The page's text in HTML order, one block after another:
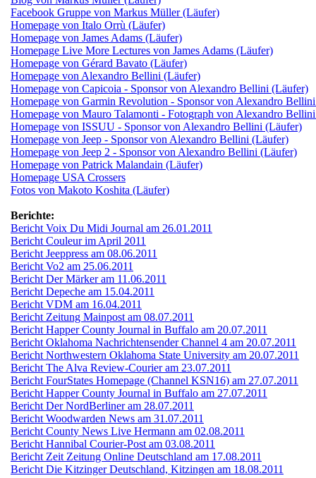
Facebook Gruppe von Markus Müller (Läufer)
Homepage von Italo Orrù (Läufer)
Homepage von James Adams (Läufer)
Homepage Live More Lectures von James Adams (Läufer)
Homepage von Gérard Bavato (Läufer)
Homepage von Alexandro Bellini (Läufer)
Homepage von Capicoia - Sponsor von Alexandro Bellini (Läufer)
Homepage von Garmin Revolution - Sponsor von Alexandro
Homepage von Mauro Talamonti - Fotograph von Alexandro
Homepage von ISSUU - Sponsor von Alexandro Bellini (Läufer)
Homepage von Jeep - Sponsor von Alexandro Bellini (Läufer)
Homepage von Jeep 2 - Sponsor von Alexandro Bellini (Läufer)
Homepage von Patrick Malandain (Läufer)
Homepage USA Crossers
Fotos von Makoto Koshita (Läufer)
Berichte:
Bericht Voix Du Midi Journal am 26.01.2011
Bericht Couleur im April 2011
Bericht Jeeppress am 08.06.2011
Bericht Vo2 am 25.06.2011
Bericht Der Märker am 11.06.2011
Bericht Depeche am 15.04.2011
Bericht VDM am 16.04.2011
Bericht Zeitung Mainpost am 08.07.2011
Bericht Happer County Journal in Buffalo am 20.07.2011
Bericht Oklahoma Nachrichtensender Channel 4 am 20.07.2011
Bericht Northwestern Oklahoma State University am 20.07.2011
Bericht The Alva Review-Courier am 23.07.2011
Bericht FourStates Homepage (Channel KSN16) am 27.07.2011
Bericht Happer County Journal in Buffalo am 27.07.2011
Bericht Der NordBerliner am 28.07.2011
Bericht Woodwarden News am 31.07.2011
Bericht County News Live Hermann am 02.08.2011
Bericht Hannibal Courier-Post am 03.08.2011
Bericht Zeit Zeitung Online Deutschland am 17.08.2011
Bericht Die Kitzinger Deutschland, Kitzingen am 18.08.2011